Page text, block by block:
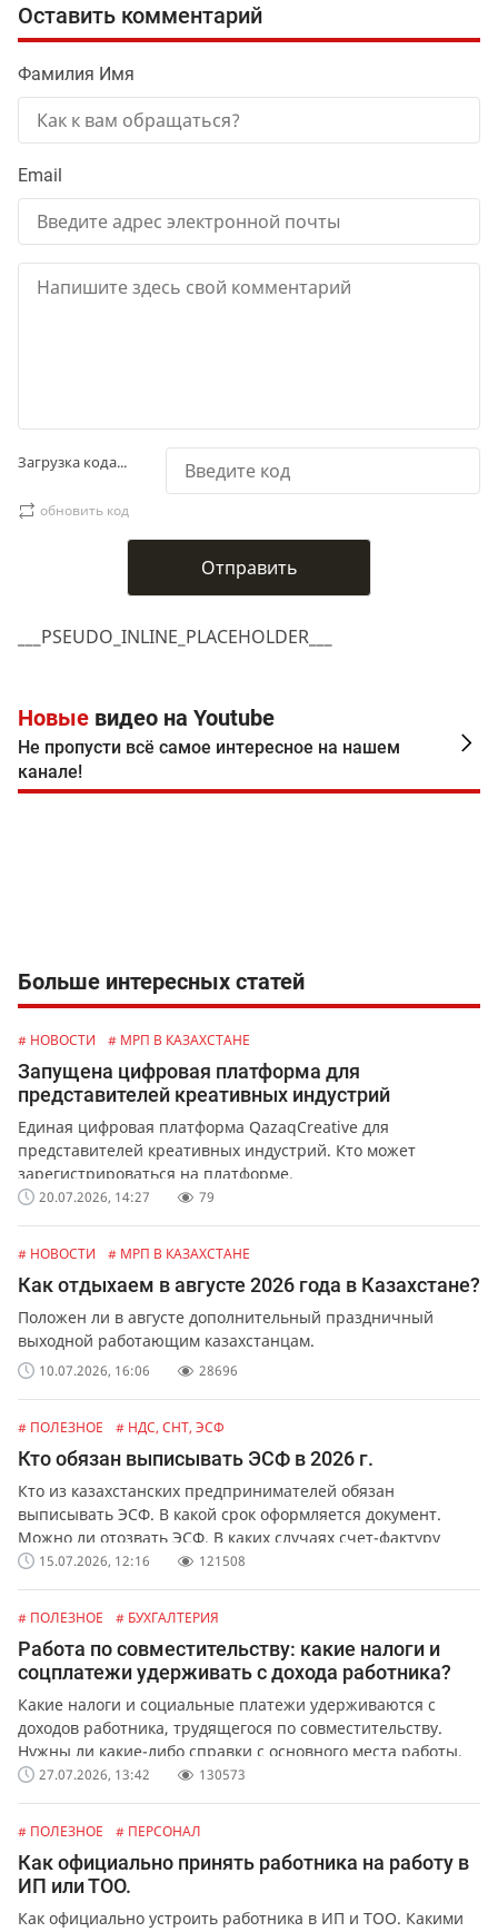
___PSEUDO_INLINE_PLACEHOLDER___
Оставить комментарий
Фамилия Имя
Email
Загрузка кода...
обновить код
Новые видео на Youtube
Не пропусти всё самое интересное на нашем
канале!
Больше интересных статей
# НОВОСТИ # МРП В КАЗАХСТАНЕ
Запущена цифровая платформа для
представителей креативных индустрий
Единая цифровая платформа QazaqCreative для
представителей креативных индустрий. Кто может
зарегистрироваться на платформе.
20.07.2026, 14:27 79
# НОВОСТИ # МРП В КАЗАХСТАНЕ
Как отдыхаем в августе 2026 года в Казахстане?
Положен ли в августе дополнительный праздничный
выходной работающим казахстанцам.
10.07.2026, 16:06 28696
# ПОЛЕЗНОЕ # НДС, СНТ, ЭСФ
Кто обязан выписывать ЭСФ в 2026 г.
Кто из казахстанских предпринимателей обязан
выписывать ЭСФ. В какой срок оформляется документ.
Можно ли отозвать ЭСФ. В каких случаях счет-фактуру
можно выписать в бумажной форме.
15.07.2026, 12:16 121508
# ПОЛЕЗНОЕ # БУХГАЛТЕРИЯ
Работа по совместительству: какие налоги и
соцплатежи удерживать с дохода работника?
Какие налоги и социальные платежи удерживаются с
доходов работника, трудящегося по совместительству.
Нужны ли какие-либо справки с основного места работы.
27.07.2026, 13:42 130573
# ПОЛЕЗНОЕ # ПЕРСОНАЛ
Как официально принять работника на работу в
ИП или ТОО.
Как официально устроить работника в ИП и ТОО. Какими